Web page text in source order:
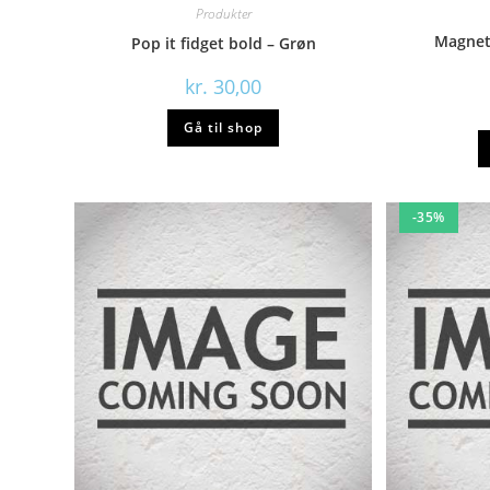
Produkter
Pop it fidget bold – Grøn
kr. 30,00
Gå til shop
-35%